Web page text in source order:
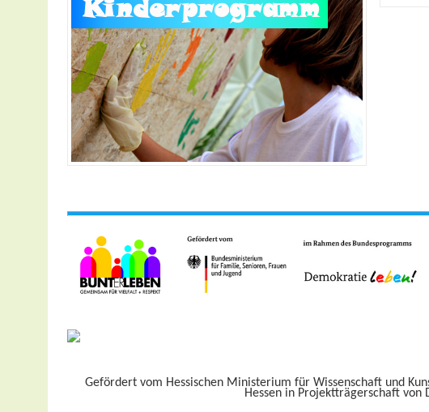
Gefördert vom Hessischen Ministerium für Wissenschaft und
Hessen in Projektträgerschaft von